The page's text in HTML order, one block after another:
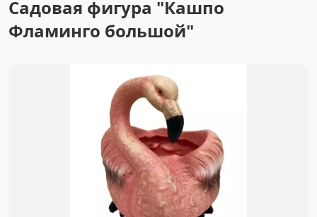
Садовая фигура "Кашпо
Фламинго большой"